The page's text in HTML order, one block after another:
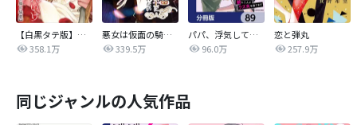
【白黒タテ版】孕むまで乱れいけ～身代わり花嫁と軍服の猛愛
358.1万
悪女は仮面の騎士に騙されない
339.5万
パパ、浮気してるよ？娘と二人でクズ夫を捨てます【分冊版】
96.0万
恋と弾丸
257.9万
同じジャンルの人気作品